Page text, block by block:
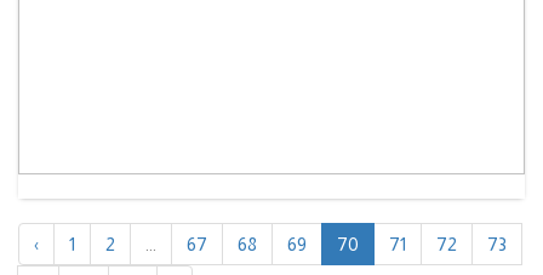
‹ 1 2 67 68 69 70 71 72 73